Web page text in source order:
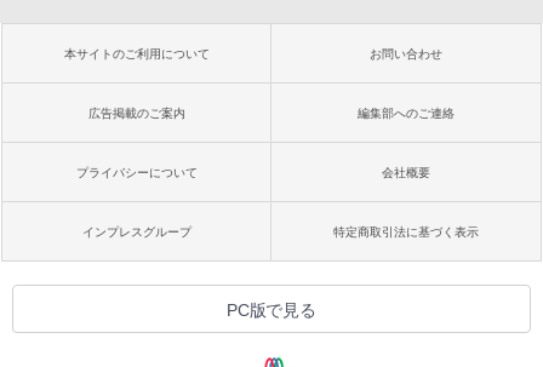
本サイトのご利用について お問い合わせ
広告掲載のご案内 編集部へのご連絡
プライバシーについて 会社概要
インプレスグループ 特定商取引法に基づく表示
PC版で見る